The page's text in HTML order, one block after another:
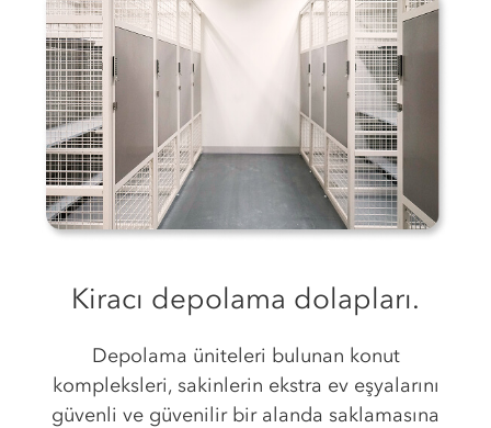
Kiracı depolama dolapları.
Depolama üniteleri bulunan konut
kompleksleri, sakinlerin ekstra ev eşyalarını
güvenli ve güvenilir bir alanda saklamasına